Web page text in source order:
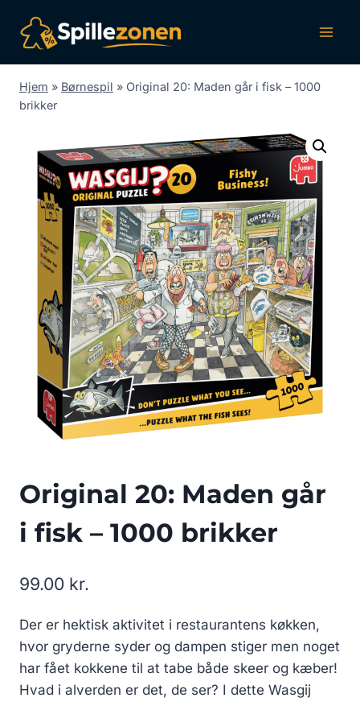
indhold
Hjem » Børnespil » Original 20: Maden går i fisk – 1000
brikker
Original 20: Maden går
i fisk – 1000 brikker
99.00 kr.
Der er hektisk aktivitet i restaurantens køkken,
hvor gryderne syder og dampen stiger men noget
har fået kokkene til at tabe både skeer og kæber!
Hvad i alverden er det, de ser? I dette Wasgij